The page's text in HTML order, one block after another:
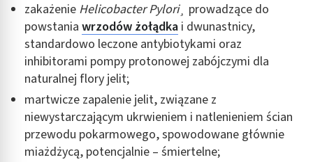
zakażenie Helicobacter Pylori¸ prowadzące do
powstania wrzodów żołądka i dwunastnicy,
standardowo leczone antybiotykami oraz
inhibitorami pompy protonowej zabójczymi dla
naturalnej flory jelit;
martwicze zapalenie jelit, związane z
niewystarczającym ukrwieniem i natlenieniem ścian
przewodu pokarmowego, spowodowane głównie
miażdżycą, potencjalnie – śmiertelne;